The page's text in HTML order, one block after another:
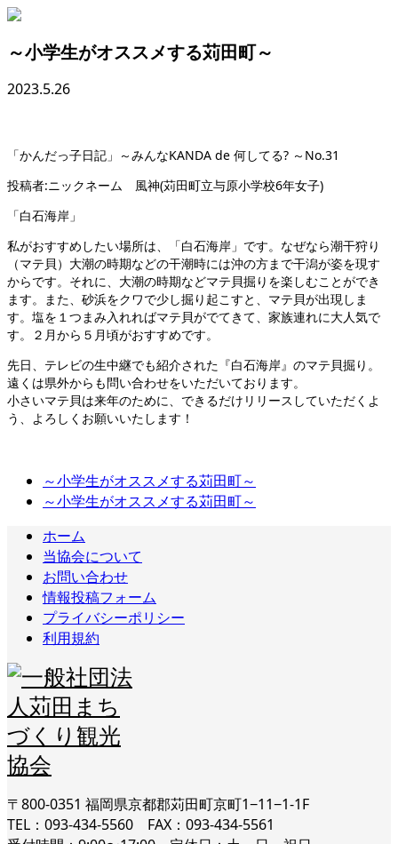
～小学生がオススメする苅田町～
2023.5.26
「かんだっ子日記」～みんなKANDA de 何してる? ～No.31
投稿者:ニックネーム 風神(苅田町立与原小学校6年女子)
「白石海岸」
私がおすすめしたい場所は、「白石海岸」です。なぜなら潮干狩り
（マテ貝）大潮の時期などの干潮時には沖の方まで干潟が姿を現す
からです。それに、大潮の時期などマテ貝掘りを楽しむことができ
ます。また、砂浜をクワで少し掘り起こすと、マテ貝が出現しま
す。塩を１つまみ入れればマテ貝がでてきて、家族連れに大人気で
す。２月から５月頃がおすすめです。
先日、テレビの生中継でも紹介された『白石海岸』のマテ貝掘り。
遠くは県外からも問い合わせをいただいております。
小さいマテ貝は来年のために、できるだけリリースしていただくよ
う、よろしくお願いいたします！
～小学生がオススメする苅田町～
～小学生がオススメする苅田町～
ホーム
当協会について
お問い合わせ
情報投稿フォーム
プライバシーポリシー
利用規約
〒800-0351 福岡県京都郡苅田町京町1−11−1-1F
TEL：093-434-5560 FAX：093-434-5561